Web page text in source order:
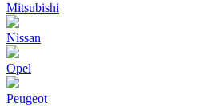
Mitsubishi
Nissan
Opel
Peugeot